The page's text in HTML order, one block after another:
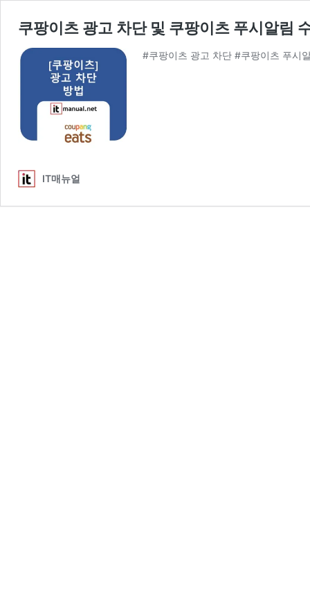
쿠팡이츠 광고 차단 및 쿠팡이츠 푸시알림
#쿠팡이츠 광고 차단 #쿠팡이츠 푸시
IT매뉴얼